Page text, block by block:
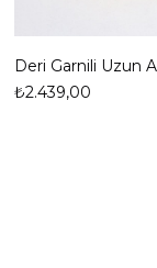
₺2.439,00